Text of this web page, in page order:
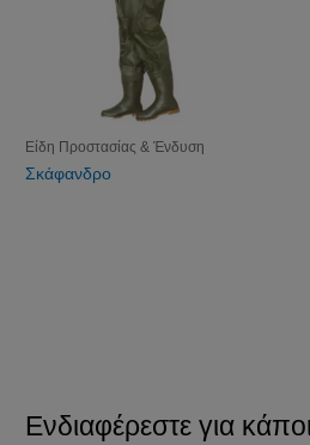
Είδη Προστασίας & Ένδυση
Σκάφανδρο
Ενδιαφέρεστε για